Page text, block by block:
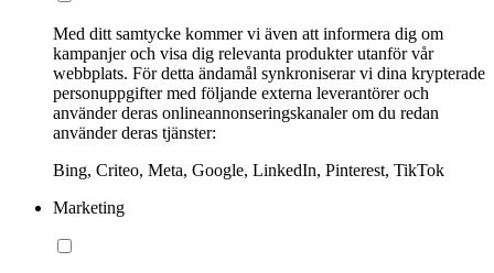
Med ditt samtycke kommer vi även att informera dig om
kampanjer och visa dig relevanta produkter utanför vår
webbplats. För detta ändamål synkroniserar vi dina krypterade
personuppgifter med följande externa leverantörer och
använder deras onlineannonseringskanaler om du redan
använder deras tjänster:
Bing, Criteo, Meta, Google, LinkedIn, Pinterest, TikTok
Marketing